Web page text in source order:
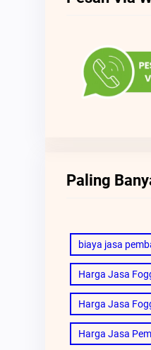
Paling
biaya jasa
Harga Jasa
Harga Jasa
Harga Jasa